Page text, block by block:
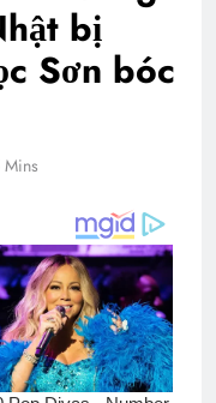
bị
Sơn bóc
Mins